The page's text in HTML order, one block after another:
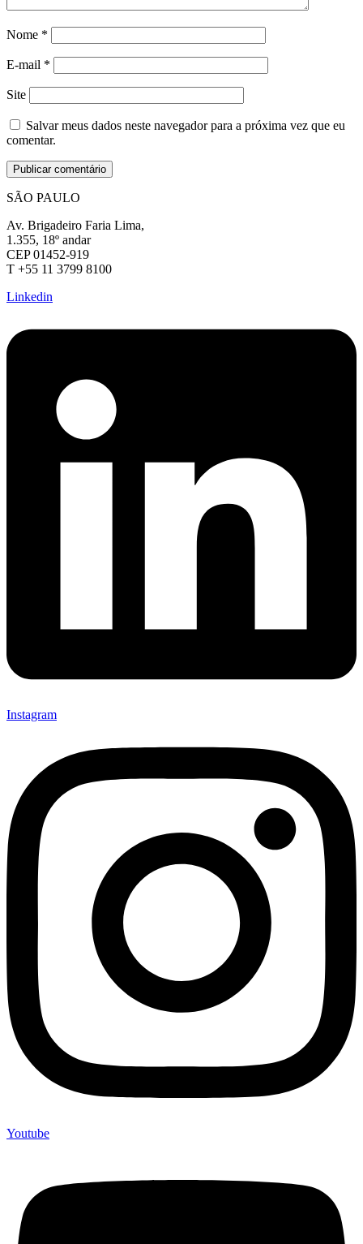
Nome *
E-mail *
Site
Salvar meus dados neste navegador para a próxima vez que eu
comentar.
SÃO PAULO
Av. Brigadeiro Faria Lima,
1.355, 18º andar
CEP 01452-919
T +55 11 3799 8100
Linkedin
Instagram
Youtube